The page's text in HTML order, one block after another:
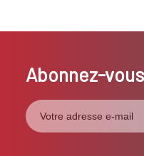
Abonnez-